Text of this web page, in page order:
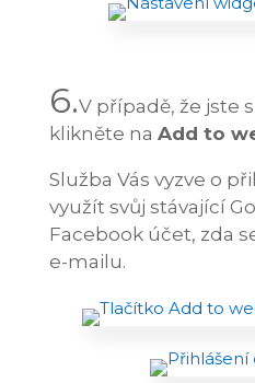
6.V případě, že jste
klikněte na Add to
Služba Vás vyzve o
využít svůj stávající
Facebook účet, zda
e-mailu.